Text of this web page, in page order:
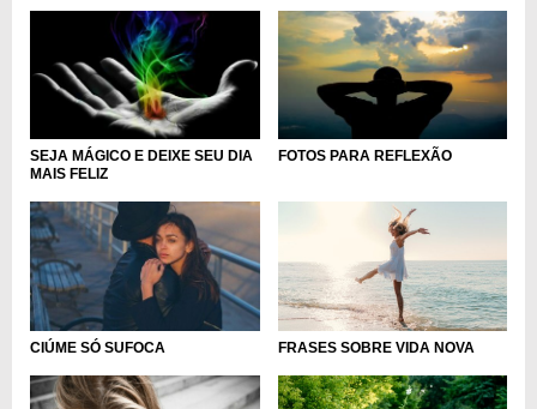
SEJA MÁGICO E DEIXE SEU DIA
MAIS FELIZ
FOTOS PARA REFLEXÃO
CIÚME SÓ SUFOCA FRASES SOBRE VIDA NOVA